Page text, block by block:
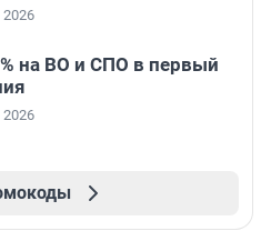
2026
на ВО и СПО в первый
2026